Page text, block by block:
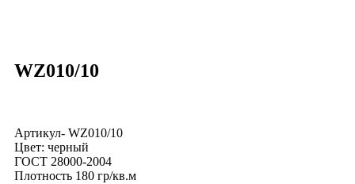
WZ010/10
Артикул- WZ010/10
Цвет: черный
ГОСТ 28000-2004
Плотность 180 гр/кв.м